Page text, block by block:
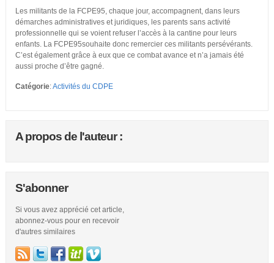
Les militants de la FCPE95, chaque jour, accompagnent, dans leurs
démarches administratives et juridiques, les parents sans activité
professionnelle qui se voient refuser l’accès à la cantine pour leurs
enfants. La FCPE95souhaite donc remercier ces militants persévérants.
C’est également grâce à eux que ce combat avance et n’a jamais été
aussi proche d’être gagné.
Catégorie:Activités du CDPE
A propos de l'auteur :
S'abonner
Si vous avez apprécié cet article,
abonnez-vous pour en recevoir
d'autres similaires